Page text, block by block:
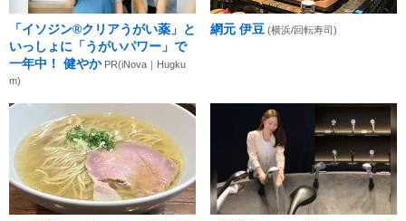
「イソジン®クリアうがい薬」と
いっしょに「うがいパワー」で
一年中！ 健やか PR(iNova｜Hugku
m)
網元 伊豆 (横浜/回転寿司)